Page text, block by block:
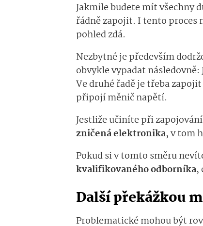
Jakmile budete mít všechny
řádně zapojit. I tento proces
pohled zdá.
Nezbytné je především
obvykle vypadat
Ve druhé řadě je třeba
připojí měnič napětí.
Jestliže učiníte při
zničená elektronika, v tom
Pokud si v tomto směru
kvalifikovaného odborníka,
Další překážkou
Problematické mohou být